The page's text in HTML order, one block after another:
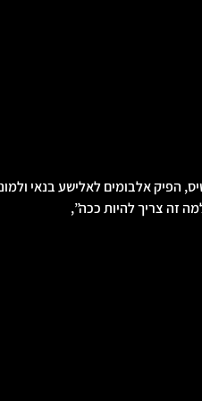
הפיק אלבומים לאלישע בנאי
זה צריך להיות ככה”,